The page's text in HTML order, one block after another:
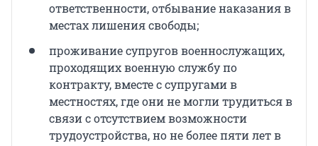
ответственности, отбывание наказания в
местах лишения свободы;
проживание супругов военнослужащих,
проходящих военную службу по
контракту, вместе с супругами в
местностях, где они не могли трудиться в
связи с отсутствием возможности
трудоустройства, но не более пяти лет в